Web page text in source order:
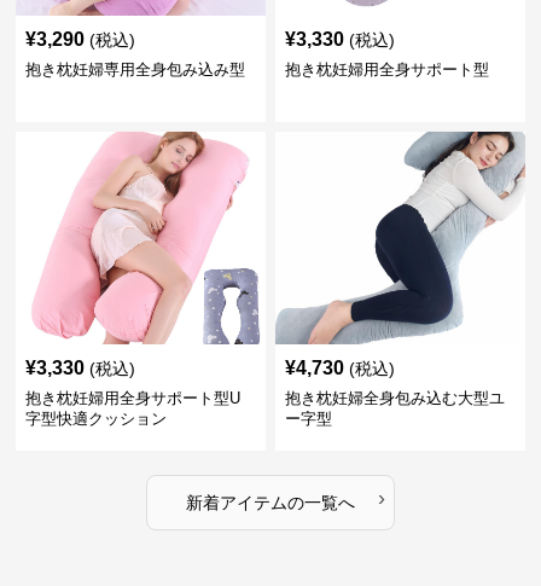
¥3,290 (税込)
抱き枕妊婦専用全身包み込み型
¥3,330 (税込)
抱き枕妊婦用全身サポート型
¥3,330 (税込)
抱き枕妊婦用全身サポート型U
字型快適クッション
¥4,730 (税込)
抱き枕妊婦全身包み込む大型ユ
ー字型
新着アイテムの一覧へ ›